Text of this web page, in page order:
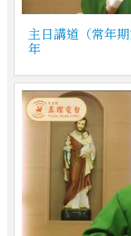
主日講道（常年
年